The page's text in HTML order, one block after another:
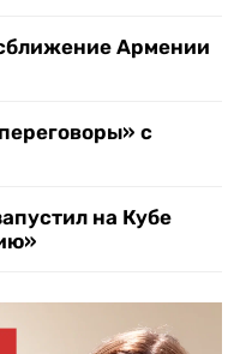
Армении
с
на Кубе